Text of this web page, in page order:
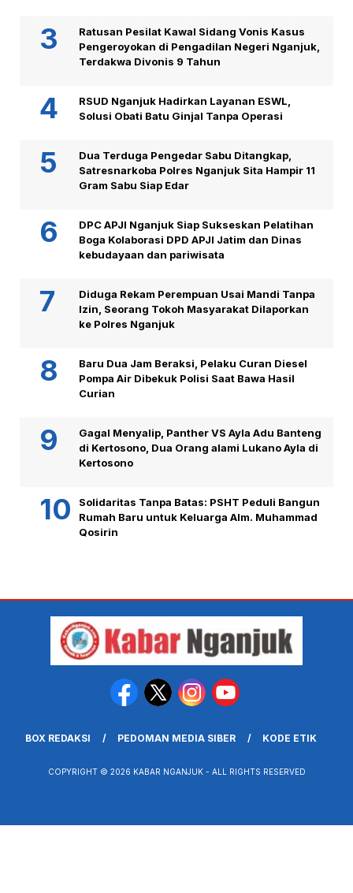
Ratusan Pesilat Kawal Sidang Vonis Kasus
Pengeroyokan di Pengadilan Negeri Nganjuk,
Terdakwa Divonis 9 Tahun
RSUD Nganjuk Hadirkan Layanan ESWL,
Solusi Obati Batu Ginjal Tanpa Operasi
Dua Terduga Pengedar Sabu Ditangkap,
Satresnarkoba Polres Nganjuk Sita Hampir 11
Gram Sabu Siap Edar
DPC APJI Nganjuk Siap Sukseskan Pelatihan
Boga Kolaborasi DPD APJI Jatim dan Dinas
kebudayaan dan pariwisata
Diduga Rekam Perempuan Usai Mandi Tanpa
Izin, Seorang Tokoh Masyarakat Dilaporkan
ke Polres Nganjuk
Baru Dua Jam Beraksi, Pelaku Curan Diesel
Pompa Air Dibekuk Polisi Saat Bawa Hasil
Curian
Gagal Menyalip, Panther VS Ayla Adu Banteng
di Kertosono, Dua Orang alami Lukano Ayla di
Kertosono
Solidaritas Tanpa Batas: PSHT Peduli Bangun
Rumah Baru untuk Keluarga Alm. Muhammad
Qosirin
BOX REDAKSI PEDOMAN MEDIA SIBER KODE ETIK
COPYRIGHT © 2026 KABAR NGANJUK - ALL RIGHTS RESERVED